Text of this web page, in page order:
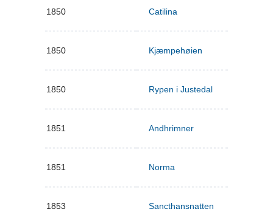
1850 Catilina
1850 Kjæmpehøien
1850 Rypen i Justedal
1851 Andhrimner
1851 Norma
1853 Sancthansnatten